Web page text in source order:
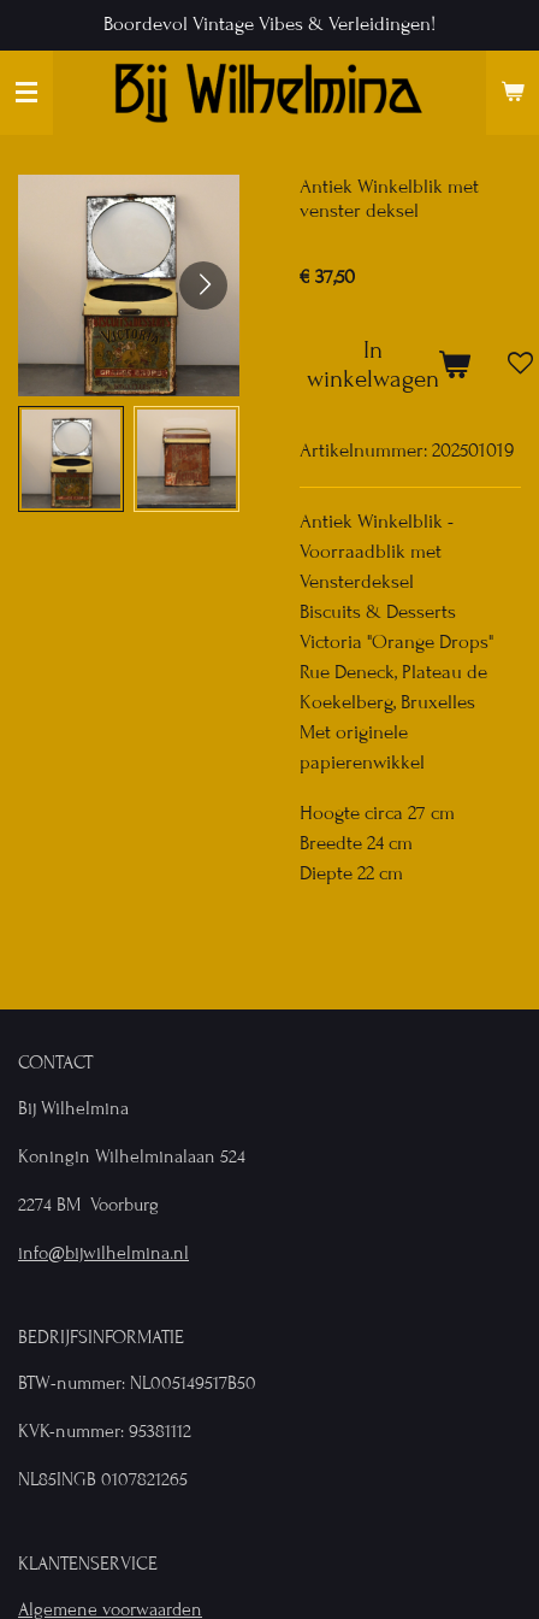
direct
naar
Boordevol Vintage Vibes & Verleidingen!
Antiek Winkelblik met
venster deksel
€ 37,50
In
winkelwagen
Artikelnummer: 202501019
Antiek Winkelblik -
Voorraadblik met
Vensterdeksel
Biscuits & Desserts
Victoria "Orange Drops"
Rue Deneck, Plateau de
Koekelberg, Bruxelles
Met originele
papierenwikkel
Hoogte circa 27 cm
Breedte 24 cm
Diepte 22 cm
CONTACT
Bij Wilhelmina
Koningin Wilhelminalaan 524
2274 BM Voorburg
info@bijwilhelmina.nl
BEDRIJFSINFORMATIE
BTW-nummer: NL005149517B50
KVK-nummer: 95381112
NL85INGB 0107821265
KLANTENSERVICE
Algemene voorwaarden